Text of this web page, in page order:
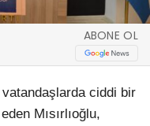
ABONE OL
ciddi bir
Mısırlıoğlu,